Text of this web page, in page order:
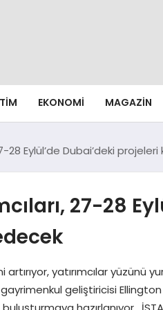
EKONOMI MAGAZIN
28 Eylül’de Dubai’deki
27-28
yatırımcılar yüzünü
geliştiricisi